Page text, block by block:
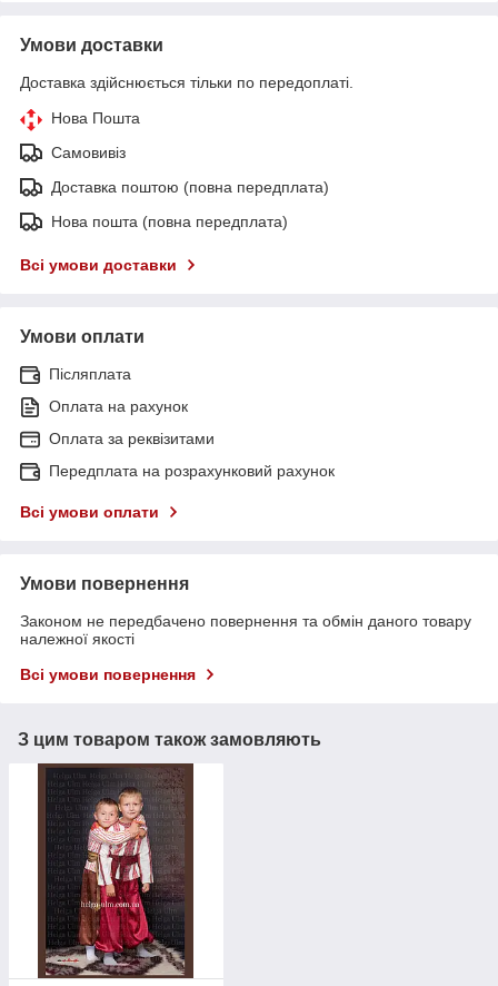
Умови доставки
Доставка здійснюється тільки по передоплаті.
Нова Пошта
Самовивіз
Доставка поштою (повна передплата)
Нова пошта (повна передплата)
Всі умови доставки
Умови оплати
Післяплата
Оплата на рахунок
Оплата за реквізитами
Передплата на розрахунковий рахунок
Всі умови оплати
Умови повернення
Законом не передбачено повернення та обмін даного товару
належної якості
Всі умови повернення
З цим товаром також замовляють